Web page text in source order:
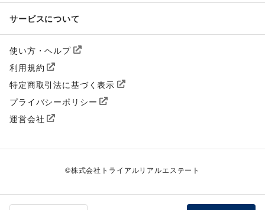
サービスについて
使い方・ヘルプ
利用規約
特定商取引法に基づく表示
プライバシーポリシー
運営会社
©株式会社トライアルリアルエステート